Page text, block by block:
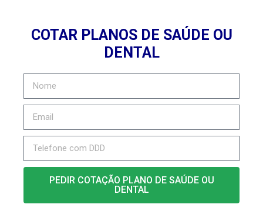
COTAR PLANOS DE SAÚDE OU
DENTAL
PEDIR COTAÇÃO PLANO DE SAÚDE OU
DENTAL